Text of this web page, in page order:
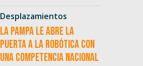
Desplazamientos
La Pampa le abre la
puerta a la robótica con
una competencia nacional